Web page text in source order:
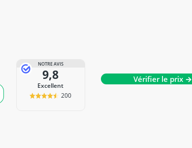
NOTRE AVIS
9,8
Excellent
200
Vérifier le prix →